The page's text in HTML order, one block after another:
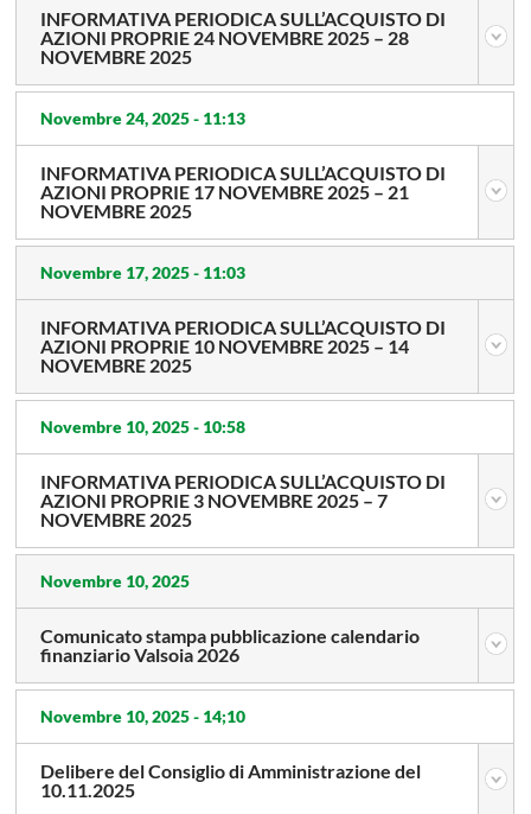
INFORMATIVA PERIODICA SULL’ACQUISTO DI
AZIONI PROPRIE 24 NOVEMBRE 2025 – 28
NOVEMBRE 2025
Novembre 24, 2025 - 11:13
INFORMATIVA PERIODICA SULL’ACQUISTO DI
AZIONI PROPRIE 17 NOVEMBRE 2025 – 21
NOVEMBRE 2025
Novembre 17, 2025 - 11:03
INFORMATIVA PERIODICA SULL’ACQUISTO DI
AZIONI PROPRIE 10 NOVEMBRE 2025 – 14
NOVEMBRE 2025
Novembre 10, 2025 - 10:58
INFORMATIVA PERIODICA SULL’ACQUISTO DI
AZIONI PROPRIE 3 NOVEMBRE 2025 – 7
NOVEMBRE 2025
Novembre 10, 2025
Comunicato stampa pubblicazione calendario
finanziario Valsoia 2026
Novembre 10, 2025 - 14;10
Delibere del Consiglio di Amministrazione del
10.11.2025